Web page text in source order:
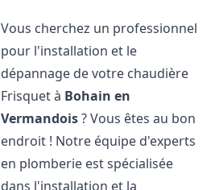
Vous cherchez un professionnel
pour l'installation et le
dépannage de votre chaudière
Frisquet à Bohain en
Vermandois? Vous êtes au bon
endroit ! Notre équipe d'experts
en plomberie est spécialisée
dans l'installation et la